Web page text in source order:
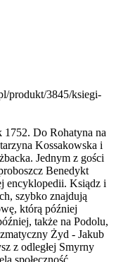
produkt/3845/ksiegi-
1752. Do Rohatyna na
Kossakowska i
Jednym z gości
Benedykt
encyklopedii. Ksiądz i
szybko znajdują
którą później
także na Podolu,
Żyd - Jakub
z odległej Smyrny
społeczność